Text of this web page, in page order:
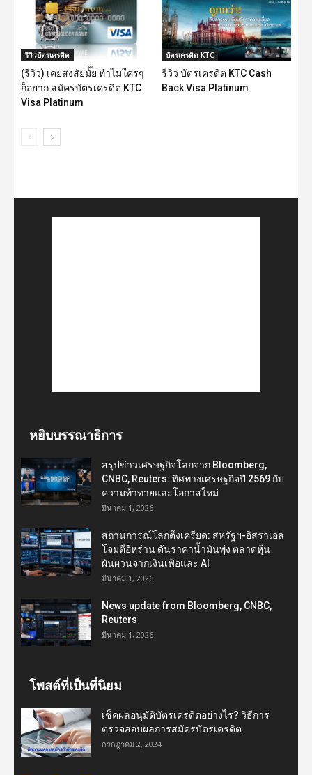
รีวิวบัตรเครดิต
(รีวิว) เคยสงสัยมั๊ย ทำไมใครๆ
ก็อยาก สมัครบัตรเครดิต KTC
Visa Platinum
บัตรเครดิต KTC
รีวิว บัตรเครดิต KTC Cash
Back Visa Platinum
หยิบบรรณาธิการ
สรุปข่าวเศรษฐกิจโลกจาก Bloomberg,
CNBC, Reuters: ทิศทางเศรษฐกิจปี 2569 กับ
ความท้าทายและโอกาสใหม่
มีนาคม 1, 2026
สถานการณ์โลกตึงเครียด: สหรัฐฯ-อิสราเอล
โจมตีอิหร่าน ดันราคาน้ำมันพุ่ง ตลาดหุ้น
ผันผวนจากเงินเฟ้อและ AI
มีนาคม 1, 2026
News update from Bloomberg, CNBC,
Reuters
มีนาคม 1, 2026
โพสต์ที่เป็นที่นิยม
เช็คผลอนุมัติบัตรเครดิตอย่างไร? วิธีการ
ตรวจสอบผลการสมัครบัตรเครดิต
กรกฎาคม 2, 2024